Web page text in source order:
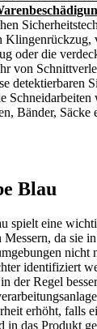
Klingenrückzug,
oder die
von
detektierbaren
Bänder, Säcke
Blau
spielt eine
Messern, da sie
nicht
identifiziert
der Regel
erhöht, falls
in das Produkt